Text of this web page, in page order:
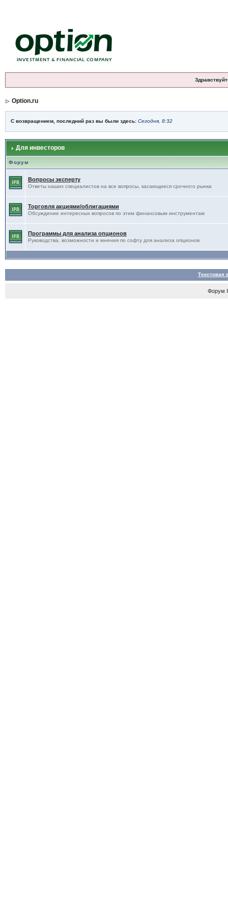
Option.ru
С возвращением, последний раз вы были здесь: Сегодня, 8:32
Для инвесторов
Форум
Вопросы эксперту
Ответы наших специалистов на все вопросы, касающиеся срочного рынка
Торговля акциями/облигациями
Обсуждение интересных вопросов по этим финансовым инструментам
Программы для анализа опционов
Руководства, возможности и мнения по софту для анализа опционов
Текстовая
Форум